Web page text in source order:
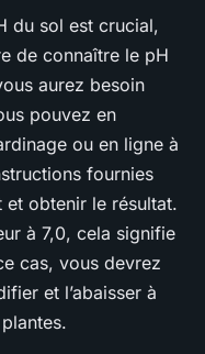
du sol est crucial,
de connaître le pH
aurez besoin
pouvez en
ou en ligne à
fournies
obtenir le résultat.
à 7,0, cela signifie
cas, vous devrez
et l’abaisser à